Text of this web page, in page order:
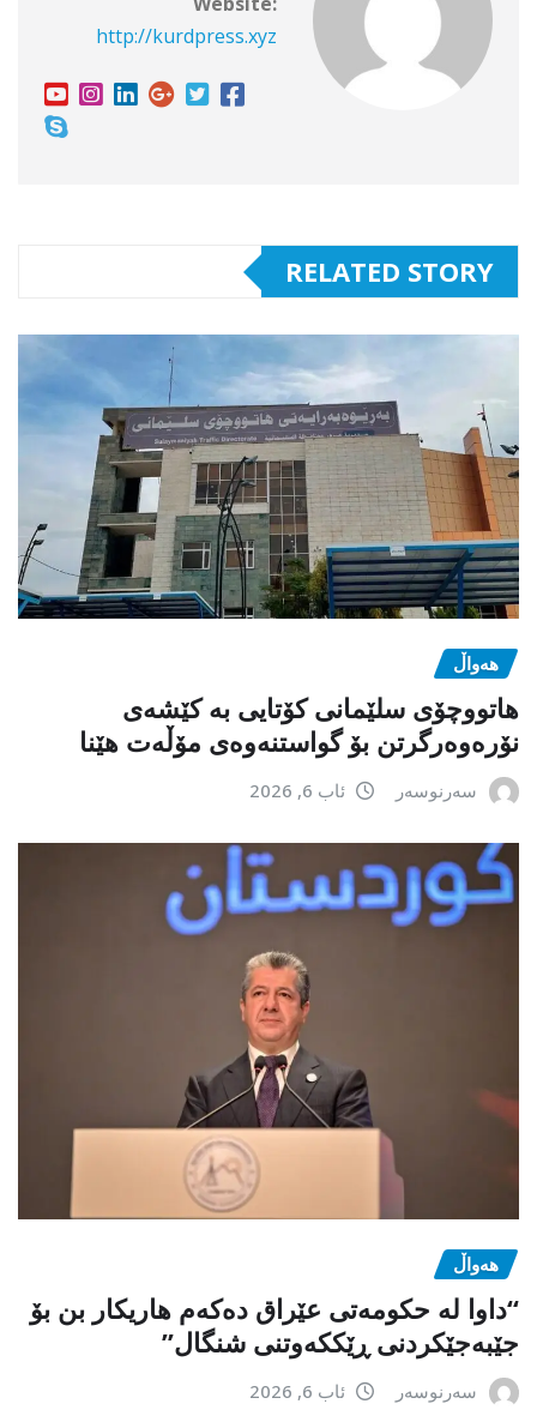
http://kurdpress.xyz
RELATED STORY
هەواڵ
هاتووچۆی سلێمانی کۆتایی بە کێشەی
نۆرەوەرگرتن بۆ گواستنەوەی مۆڵەت هێنا
سەرنوسەر ئاب 6, 2026
هەواڵ
“داوا لە حكومەتی عێراق دەكەم هاریكار بن بۆ
جێبەجێكردنی ڕێككەوتنی شنگال”
سەرنوسەر ئاب 6, 2026